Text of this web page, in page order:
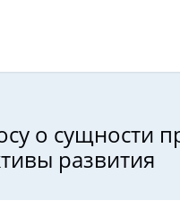
о сущности
развития